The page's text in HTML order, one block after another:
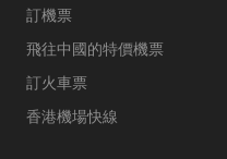
訂機票
飛往中國的特價機票
訂火車票
香港機場快線